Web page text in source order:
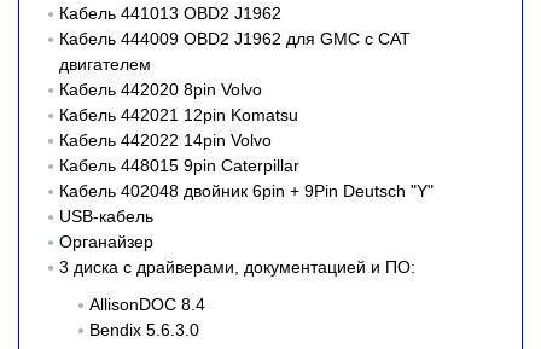
Кабель 441013 OBD2 J1962
Кабель 444009 OBD2 J1962 для GMC с CAT
двигателем
Кабель 442020 8pin Volvo
Кабель 442021 12pin Komatsu
Кабель 442022 14pin Volvo
Кабель 448015 9pin Caterpillar
Кабель 402048 двойник 6pin + 9Pin Deutsch "Y"
USB-кабель
Органайзер
3 диска с драйверами, документацией и ПО:
AllisonDOC 8.4
Bendix 5.6.3.0